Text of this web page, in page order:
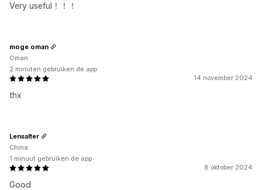
Very useful！！！
14 november 2024
thx
moge oman
Oman
2 minuten gebruiken de app
8 oktober 2024
Good
Lensalter
China
1 minuut gebruiken de app